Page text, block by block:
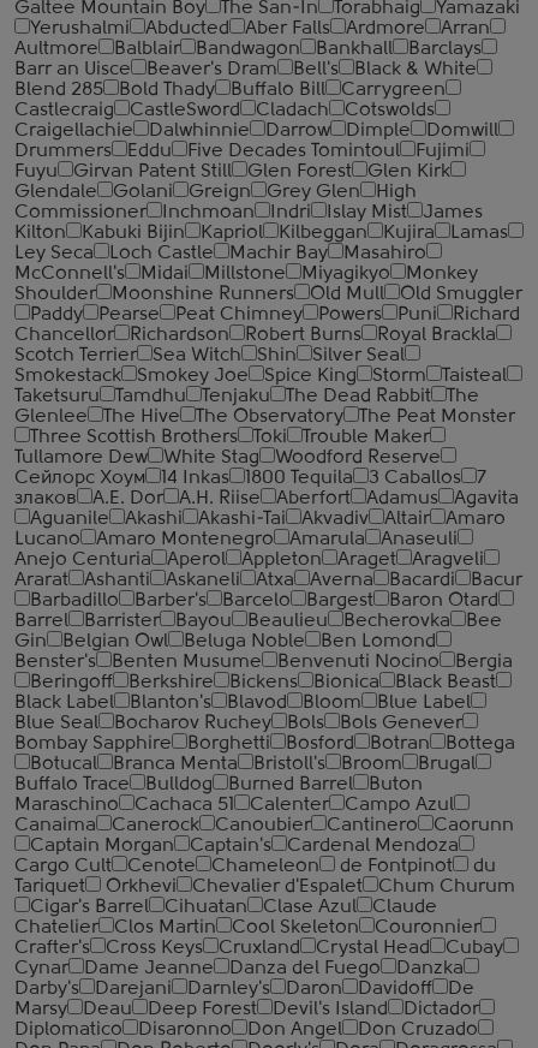
Galtee Mountain Boy
The San-In Torabhaig
Yamazaki
Yerushalmi
Abducted Aber Falls Ardmore
Arran
Aultmore
Balblair Bandwagon Bankhall
Barclays
Barr an Uisce
Beaver's Dram Bell's
Black & White
Blend 285
Bold Thady Buffalo Bill
Carrygreen
Castlecraig
CastleSword Cladach
Cotswolds
Craigellachie
Dalwhinnie Darrow Dimple
Domwill
Drummers
Eddu Five Decades Tomintoul
Fujimi
Fuyu
Girvan Patent Still Glen Forest
Glen Kirk
Glendale
Golani Greign Grey Glen
High
Commissioner
Inchmoan Indri Islay Mist
James
Kilton
Kabuki Bijin Kapriol Kilbeggan Kujira
Lamas
Ley Seca
Loch Castle Machir Bay
Masahiro
McConnell's
Midai Millstone Miyagikyo
Monkey
Shoulder
Moonshine Runners Old Mull
Old Smuggler
Paddy
Pearse Peat Chimney Powers Puni
Richard
Chancellor
Richardson Robert Burns
Royal Brackla
Scotch Terrier
Sea Witch Shin
Silver Seal
Smokestack
Smokey Joe Spice King Storm
Taisteal
Taketsuru
Tamdhu Tenjaku The Dead Rabbit
The
Glenlee
The Hive The Observatory
The Peat Monster
Three Scottish Brothers
Toki
Trouble Maker
Tullamore Dew
White Stag
Woodford Reserve
Сейлорс Хоум
14 Inkas 1800 Tequila 3 Caballos
7
злаков
A.E. Dor A.H. Riise Aberfort Adamus
Agavita
Aguanile
Akashi Akashi-Tai Akvadiv Altair
Amaro
Lucano
Amaro Montenegro Amarula
Anaseuli
Anejo Centuria
Aperol Appleton Araget
Aragveli
Ararat
Ashanti Askaneli Atxa Averna Bacardi
Bacur
Barbadillo
Barber's Barcelo Bargest
Baron Otard
Barrel
Barrister Bayou Beaulieu Becherovka
Bee
Gin
Belgian Owl Beluga Noble
Ben Lomond
Benster's
Benten Musume Benvenuti Nocino
Bergia
Beringoff
Berkshire Bickens Bionica
Black Beast
Black Label
Blanton's Blavod Bloom
Blue Label
Blue Seal
Bocharov Ruchey Bols
Bols Genever
Bombay Sapphire
Borghetti Bosford Botran
Bottega
Botucal
Branca Menta Bristoll's Broom
Brugal
Buffalo Trace
Bulldog Burned Barrel
Buton
Maraschino
Cachaca 51 Calenter
Campo Azul
Canaima
Canerock Canoubier Cantinero
Caorunn
Captain Morgan
Captain's
Cardenal Mendoza
Cargo Cult
Cenote Chameleon de Fontpinot
du
Tariquet
Orkhevi Chevalier d'Espalet
Chum Churum
Cigar's Barrel
Cihuatan Clase Azul
Claude
Chatelier
Clos Martin Cool Skeleton
Couronnier
Crafter's
Cross Keys Cruxland Crystal Head
Cubay
Cynar
Dame Jeanne Danza del Fuego
Danzka
Darby's
Darejani Darnley's Daron Davidoff
De
Marsy
Deau Deep Forest Devil's Island
Dictador
Diplomatico
Disaronno Don Angel
Don Cruzado